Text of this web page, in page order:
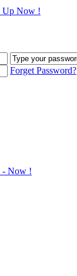
Up Now !
Forget Password?
- Now !